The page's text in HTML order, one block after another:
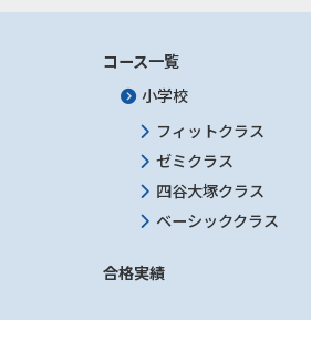
コース一覧
小学校
フィットクラス
ゼミクラス
四谷大塚クラス
ベーシッククラス
合格実績